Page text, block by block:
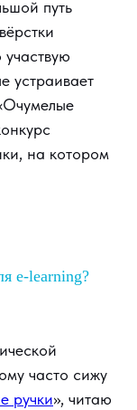
путь
устраивает
на котором
e-learning?
часто сижу
ручки», читаю